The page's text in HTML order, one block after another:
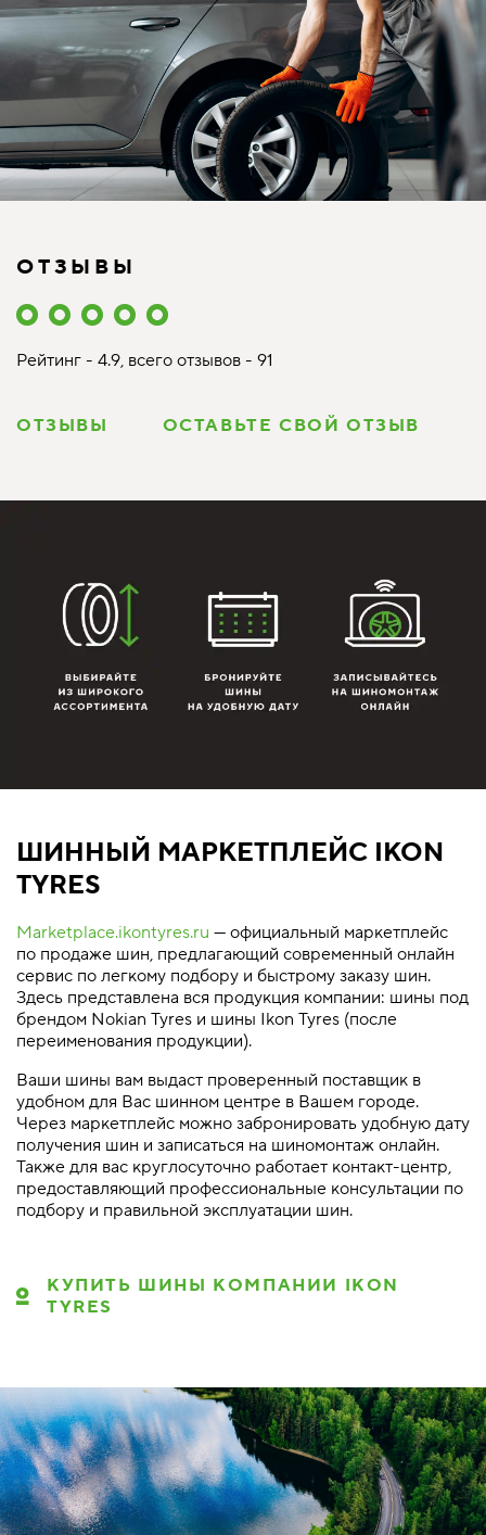
ОТЗЫВЫ
Рейтинг - 4.9, всего отзывов - 91
ОТЗЫВЫ ОСТАВЬТЕ СВОЙ ОТЗЫВ
ШИННЫЙ МАРКЕТПЛЕЙС IKON
TYRES
Marketplace.ikontyres.ru — официальный маркетплейс
по продаже шин, предлагающий современный онлайн
сервис по легкому подбору и быстрому заказу шин.
Здесь представлена вся продукция компании: шины под
брендом Nokian Tyres и шины Ikon Tyres (после
переименования продукции).
Ваши шины вам выдаст проверенный поставщик в
удобном для Вас шинном центре в Вашем городе.
Через маркетплейс можно забронировать удобную дату
получения шин и записаться на шиномонтаж онлайн.
Также для вас круглосуточно работает контакт-центр,
предоставляющий профессиональные консультации по
подбору и правильной эксплуатации шин.
КУПИТЬ ШИНЫ КОМПАНИИ IKON
TYRES